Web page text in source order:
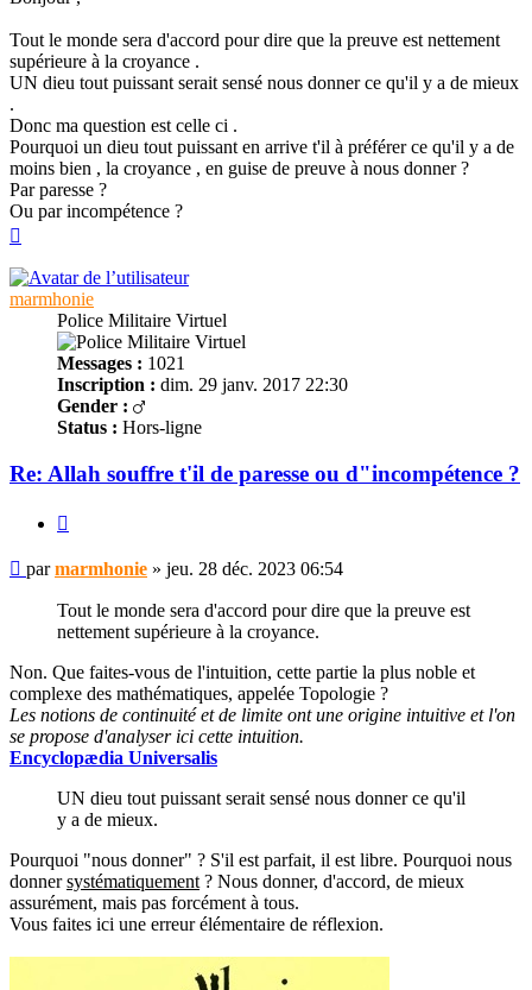
Tout le monde sera d'accord pour dire que la preuve est nettement
supérieure à la croyance .
UN dieu tout puissant serait sensé nous donner ce qu'il y a de mieux
.
Donc ma question est celle ci .
Pourquoi un dieu tout puissant en arrive t'il à préférer ce qu'il y a de
moins bien , la croyance , en guise de preuve à nous donner ?
Par paresse ?
Ou par incompétence ?
marmhonie
Police Militaire Virtuel
Messages : 1021
Inscription : dim. 29 janv. 2017 22:30
Gender :
Status : Hors-ligne
Re: Allah souffre t'il de paresse ou d"incompétence ?
Message
non
parmarmhonie » jeu. 28 déc. 2023 06:54
Tout le monde sera d'accord pour dire que la preuve est
nettement supérieure à la croyance.
Non. Que faites-vous de l'intuition, cette partie la plus noble et
complexe des mathématiques, appelée Topologie ?
Les notions de continuité et de limite ont une origine intuitive et l'on
se propose d'analyser ici cette intuition.
Encyclopædia Universalis
UN dieu tout puissant serait sensé nous donner ce qu'il
y a de mieux.
Pourquoi "nous donner" ? S'il est parfait, il est libre. Pourquoi nous
donnersystématiquement ? Nous donner, d'accord, de mieux
assurément, mais pas forcément à tous.
Vous faites ici une erreur élémentaire de réflexion.